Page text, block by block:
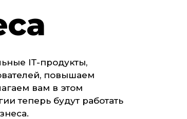
IT-продукты,
повышаем
вам в этом
теперь будут работать